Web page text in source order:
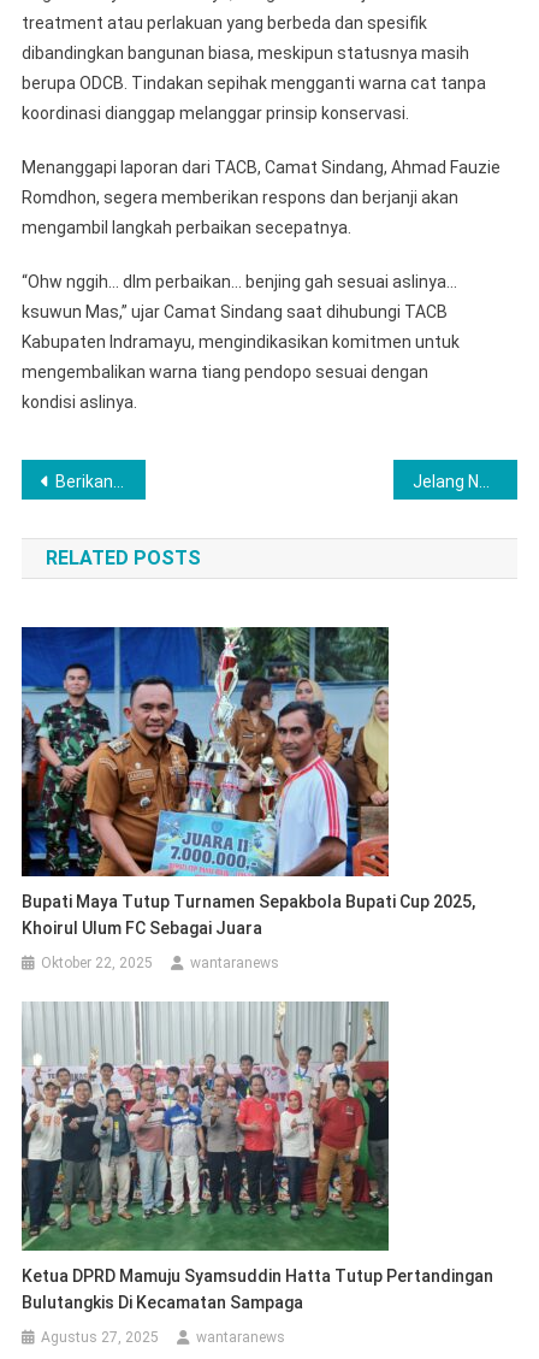
treatment atau perlakuan yang berbeda dan spesifik
dibandingkan bangunan biasa, meskipun statusnya masih
berupa ODCB. Tindakan sepihak mengganti warna cat tanpa
koordinasi dianggap melanggar prinsip konservasi.
​Menanggapi laporan dari TACB, Camat Sindang, Ahmad Fauzie
Romdhon, segera memberikan respons dan berjanji akan
mengambil langkah perbaikan secepatnya.
“Ohw nggih… dlm perbaikan… benjing gah sesuai aslinya…
ksuwun Mas,” ujar Camat Sindang saat dihubungi TACB
Kabupaten Indramayu, mengindikasikan komitmen untuk
mengembalikan warna tiang pendopo sesuai dengan
kondisi aslinya.
Navigasi
pos
Berikan Rasa Aman dan Kenyamanan Bagi Umat Kristiani dalam Menjalankan Ibadah Natal, Polres Lubuk Linggau Lakukan Pengamanan Terpadu Jelang Nataru, Kapolres Musi Rawas Bersama Forkopimda Gelar Rakor Lintas Sektoral Ops Lilin 2025
RELATED POSTS
Bupati Maya Tutup Turnamen Sepakbola Bupati Cup 2025,
Khoirul Ulum FC Sebagai Juara
Oktober 22, 2025 wantaranews
Ketua DPRD Mamuju Syamsuddin Hatta Tutup Pertandingan
Bulutangkis Di Kecamatan Sampaga
Agustus 27, 2025 wantaranews